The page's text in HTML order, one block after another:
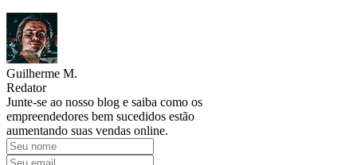
Guilherme M.
Redator
Junte-se ao nosso blog e saiba como os
empreendedores bem sucedidos estão
aumentando suas vendas online.